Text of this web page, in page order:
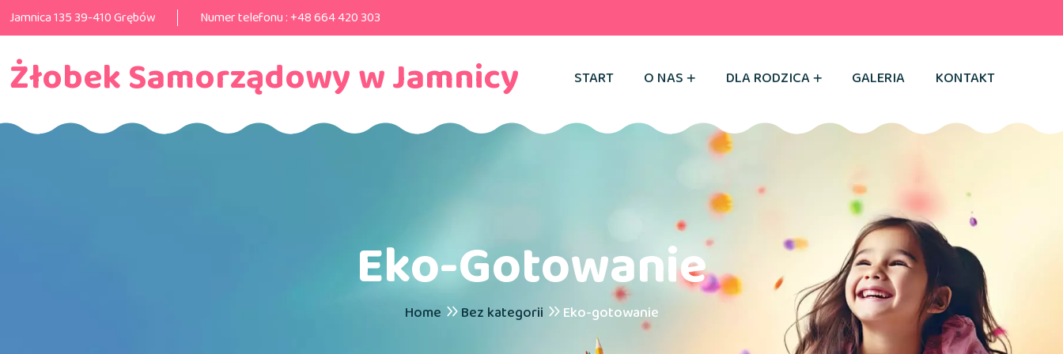
Jamnica 135 39-410 Grębów Numer telefonu :+48 664 420 303
Żłobek Samorządowy w Jamnicy START O NAS DLA RODZICA GALERIA KONTAKT
Eko-Gotowanie
Home Bez kategorii Eko-gotowanie